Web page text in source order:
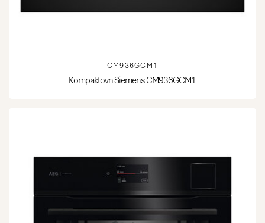
CM936GCM1
Kompaktovn Siemens CM936GCM1